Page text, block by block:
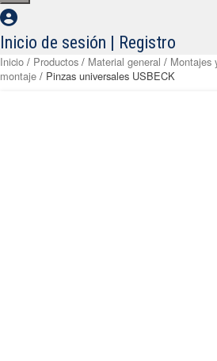
Inicio de sesión | Registro
Inicio / Productos / Material general / Montajes
montaje / Pinzas universales USBECK